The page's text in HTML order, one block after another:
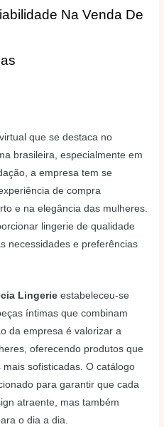
Na Venda De
que se destaca no
brasileira, especialmente em
a empresa tem se
de compra
e na elegância das mulheres.
lingerie de qualidade
necessidades e preferências
Lingerie estabeleceu-se
íntimas que combinam
da empresa é valorizar a
oferecendo produtos que
sofisticadas. O catálogo
para garantir que cada
atraente, mas também
o dia a dia.